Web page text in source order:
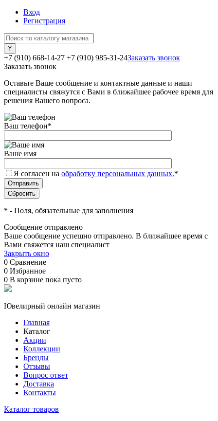
Вход
Регистрация
+7 (910) 668-14-27 +7 (910) 985-31-24Заказать звонок
Заказать звонок
Оставьте Ваше сообщение и контактные данные и наши
специалисты свяжутся с Вами в ближайшее рабочее время для
решения Вашего вопроса.
Ваш телефон*
Ваше имя
Я согласен на обработку персональных данных.*
* - Поля, обязательные для заполнения
Сообщение отправлено
Ваше сообщение успешно отправлено. В ближайшее время с
Вами свяжется наш специалист
Закрыть окно
0 Сравнение
0 Избранное
0 В корзине пока пусто
Ювелирный онлайн магазин
Главная
Каталог
Акции
Коллекции
Бренды
Отзывы
Вопрос ответ
Доставка
Контакты
Каталог товаров